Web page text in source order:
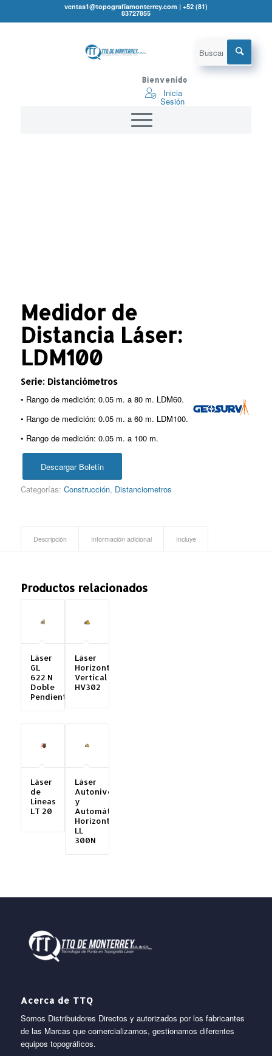
ventas1@topografíamonterrey.com | +52 (81)
83727855
Bienvenido
Inicia
Sesión
Medidor de
Distancia Láser:
LDM100
Serie: Distanciómetros
• Rango de medición: 0.05 m. a 80 m. LDM60.
• Rango de medición: 0.05 m. a 60 m. LDM100.
• Rango de medición: 0.05 m. a 100 m.
Descargar Boletín
Categorías: Construcción, Distanciometros
Descripción Información adicional Incluye
Productos relacionados
Láser
GL
622 N
Doble
Pendiente
Láser
Horizontal
Vertical
HV302
Láser
de
Líneas
LT 20
Láser
Autonivelante
y
Automático
Horizontal
LL
300N
Acerca de TTQ
Somos Distribuidores Directos y autorizados por los fabricantes
de las Marcas que comercializamos, gestionamos diferentes
equipos topográficos.